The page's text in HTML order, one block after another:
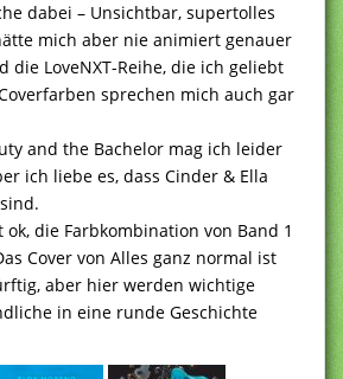
dabei – Unsichtbar, supertolles
mich aber nie animiert genauer
die LoveNXT-Reihe, die ich geliebt
sprechen mich auch gar
and the Bachelor mag ich leider
ich liebe es, dass Cinder & Ella
ok, die Farbkombination von Band 1
Cover von Alles ganz normal ist
aber hier werden wichtige
in eine runde Geschichte